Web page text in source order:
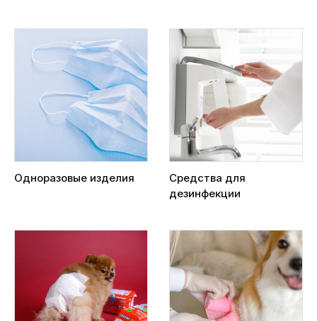
Одноразовые изделия
Средства для
дезинфекции